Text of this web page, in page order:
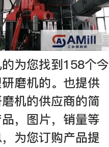
为您找到158个今
磨机的。也提供
机的供应商的简
，图片，销量等
为您订购产品提